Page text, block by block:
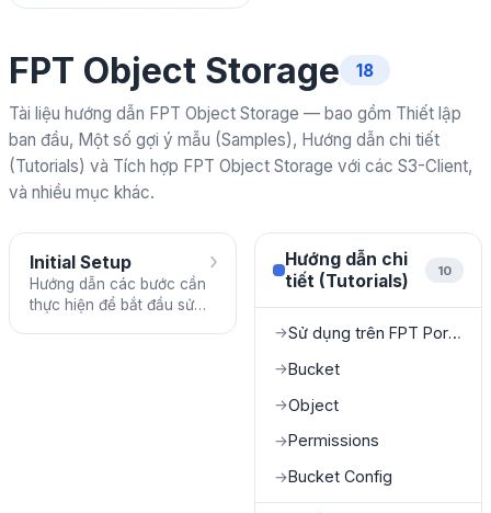
FPT Object Storage 18
Tài liệu hướng dẫn FPT Object Storage — bao gồm Thiết lập
ban đầu, Một số gợi ý mẫu (Samples), Hướng dẫn chi tiết
(Tutorials) và Tích hợp FPT Object Storage với các S3-Client,
và nhiều mục khác.
Initial Setup
Hướng dẫn các bước cần
thực hiện để bắt đầu sử
›
Hướng dẫn chi
tiết (Tutorials)
10
→ Sử dụng trên FPT Portal
→Bucket
→Object
→Permissions
→Bucket Config